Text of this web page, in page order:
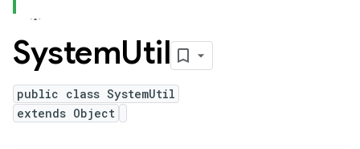
SystemUtil
public class SystemUtil
extends Object